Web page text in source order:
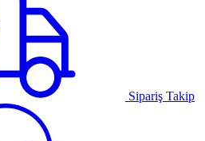
Sipariş Takip